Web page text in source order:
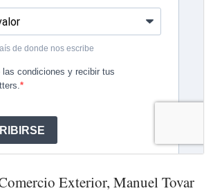
Exterior, Manuel Tovar